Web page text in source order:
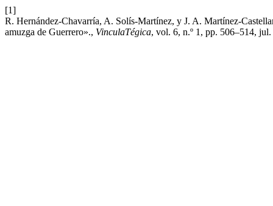
[1]
R. Hernández-Chavarría, A. Solís-Martínez, y J. A. Martínez-
amuzga de Guerrero»., VinculaTégica, vol. 6, n.º 1, pp. 506–514,